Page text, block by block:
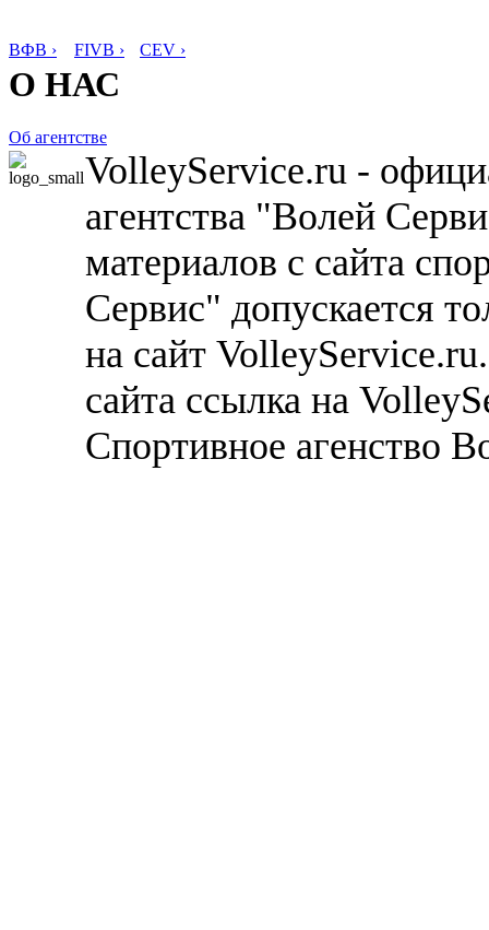
ВФВ › FIVB › CEV ›
О НАС
Об агентстве
VolleyService.ru -
агентства "Волей
материалов с сайта
Сервис" допускается
на сайт
сайта ссылка на
Спортивное агенство